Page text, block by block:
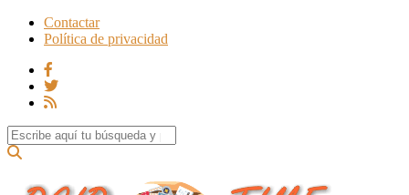
Contactar
Política de privacidad
Search for: